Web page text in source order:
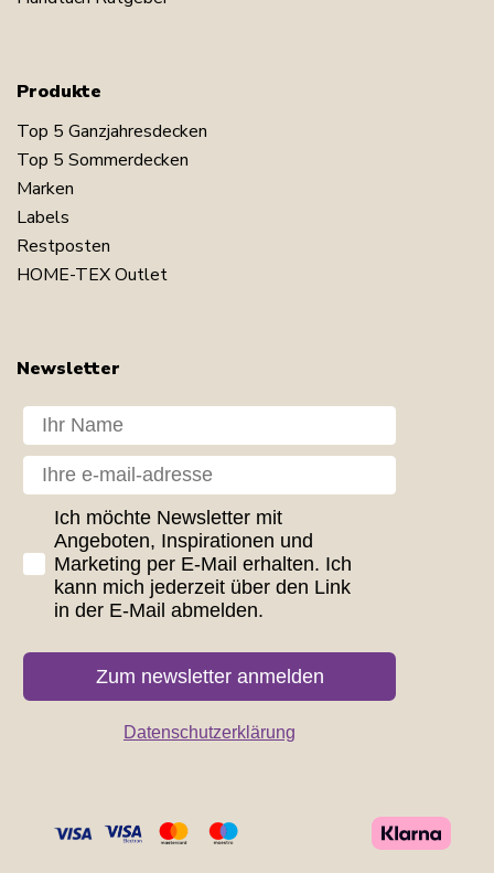
Produkte
Top 5 Ganzjahresdecken
Top 5 Sommerdecken
Marken
Labels
Restposten
HOME-TEX Outlet
Newsletter
Dit navn
Din e-mail
GDPR consent
Ich möchte Newsletter mit
Angeboten, Inspirationen und
Marketing per E-Mail erhalten. Ich
kann mich jederzeit über den Link
in der E-Mail abmelden.
Zum newsletter anmelden
Datenschutzerklärung